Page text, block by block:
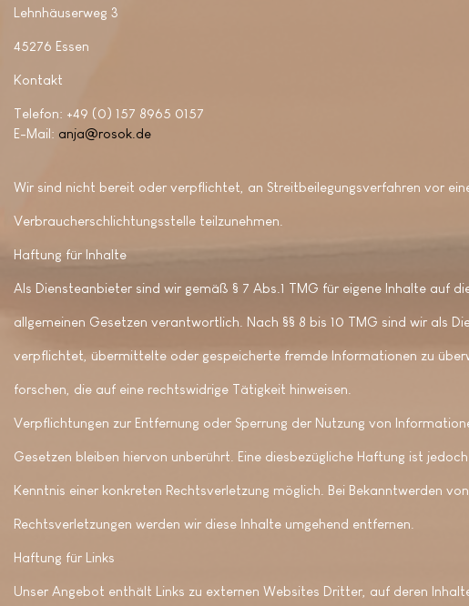
Lehnhäuserweg 3
45276 Essen
Kontakt
Telefon: +49 (0) 157 8965 0157
E-Mail: anja@rosok.de
Wir sind nicht bereit oder verpflichtet, an Streitbeilegungsverfahren vor
Verbraucherschlichtungsstelle teilzunehmen.
Haftung für Inhalte
Als Diensteanbieter sind wir gemäß § 7 Abs.1 TMG für eigene Inhalte auf
allgemeinen Gesetzen verantwortlich. Nach §§ 8 bis 10 TMG sind wir als
verpflichtet, übermittelte oder gespeicherte fremde Informationen zu
forschen, die auf eine rechtswidrige Tätigkeit hinweisen.
Verpflichtungen zur Entfernung oder Sperrung der Nutzung von
Gesetzen bleiben hiervon unberührt. Eine diesbezügliche Haftung ist
Kenntnis einer konkreten Rechtsverletzung möglich. Bei Bekanntwerden
Rechtsverletzungen werden wir diese Inhalte umgehend entfernen.
Haftung für Links
Unser Angebot enthält Links zu externen Websites Dritter, auf deren